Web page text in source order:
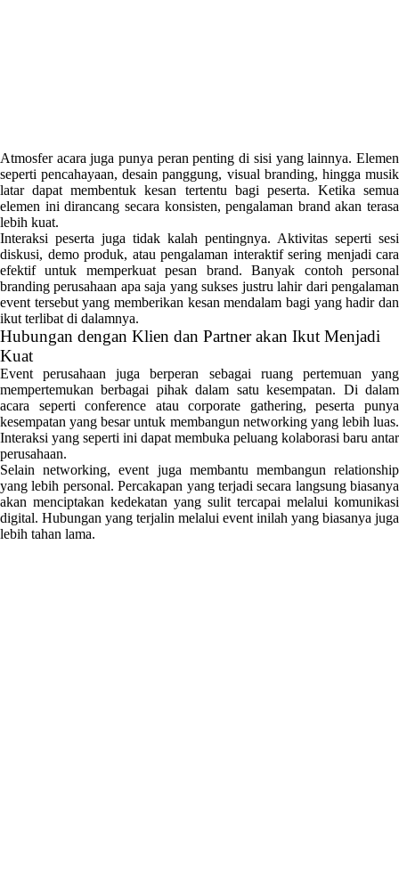
Atmosfer acara juga punya peran penting di sisi yang lainnya. Elemen
seperti pencahayaan, desain panggung, visual branding, hingga musik
latar dapat membentuk kesan tertentu bagi peserta. Ketika semua
elemen ini dirancang secara konsisten, pengalaman brand akan terasa
lebih kuat.
Interaksi peserta juga tidak kalah pentingnya. Aktivitas seperti sesi
diskusi, demo produk, atau pengalaman interaktif sering menjadi cara
efektif untuk memperkuat pesan brand. Banyak contoh personal
branding perusahaan apa saja yang sukses justru lahir dari pengalaman
event tersebut yang memberikan kesan mendalam bagi yang hadir dan
ikut terlibat di dalamnya.
Hubungan dengan Klien dan Partner akan Ikut Menjadi
Kuat
Event perusahaan juga berperan sebagai ruang pertemuan yang
mempertemukan berbagai pihak dalam satu kesempatan. Di dalam
acara seperti conference atau corporate gathering, peserta punya
kesempatan yang besar untuk membangun networking yang lebih luas.
Interaksi yang seperti ini dapat membuka peluang kolaborasi baru antar
perusahaan.
Selain networking, event juga membantu membangun relationship
yang lebih personal. Percakapan yang terjadi secara langsung biasanya
akan menciptakan kedekatan yang sulit tercapai melalui komunikasi
digital. Hubungan yang terjalin melalui event inilah yang biasanya juga
lebih tahan lama.